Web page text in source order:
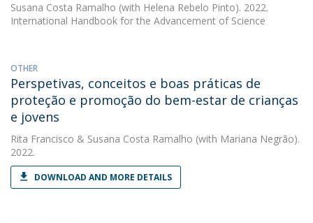
Susana Costa Ramalho (with Helena Rebelo Pinto). 2022.
International Handbook for the Advancement of Science
OTHER
Perspetivas, conceitos e boas práticas de
proteção e promoção do bem-estar de crianças
e jovens
Rita Francisco & Susana Costa Ramalho (with Mariana Negrão).
2022.
DOWNLOAD AND MORE DETAILS